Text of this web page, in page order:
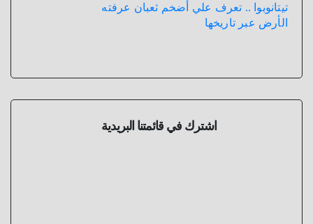
تيتانوبوا .. تعرف علي أضخم ثعبان عرفته
الأرض عبر تاريخها
اشترك في قائمتنا البريدية